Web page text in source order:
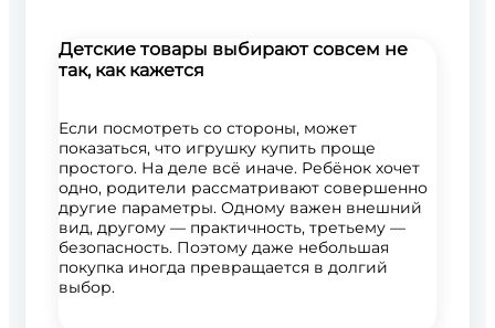
Детские товары выбирают совсем не
так, как кажется
Если посмотреть со стороны, может
показаться, что игрушку купить проще
простого. На деле всё иначе. Ребёнок хочет
одно, родители рассматривают совершенно
другие параметры. Одному важен внешний
вид, другому — практичность, третьему —
безопасность. Поэтому даже небольшая
покупка иногда превращается в долгий
выбор.